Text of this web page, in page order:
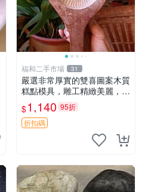
福和二手市場 31
嚴選非常厚實的雙喜圖案木質
糕點模具，雕工精緻美麗，呈
現自然包漿風味。適合收藏與
禮贈，建議入手。 雙喜 圖案
糕餅模具
$1,140 95折
折扣碼